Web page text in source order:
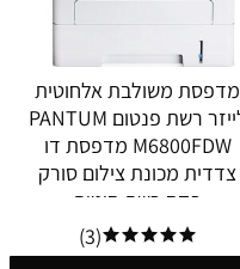
מדפסת משולבת אלחוטית
לייזר רשת פנטום PANTUM
M6800FDW מדפסת דו
צדדית מכונת צילום סורק
פקס רשת חוטית
(3)